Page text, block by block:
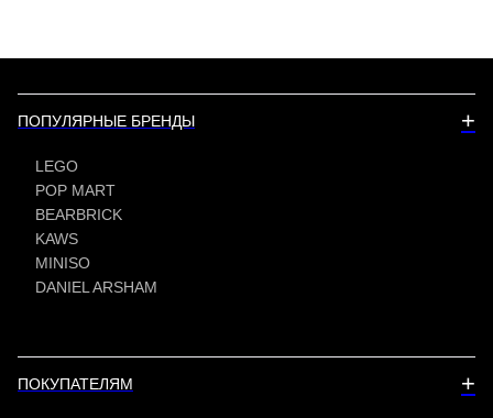
ПОПУЛЯРНЫЕ БРЕНДЫ +
LEGO
POP MART
BEARBRICK
KAWS
MINISO
DANIEL ARSHAM
ПОКУПАТЕЛЯМ +